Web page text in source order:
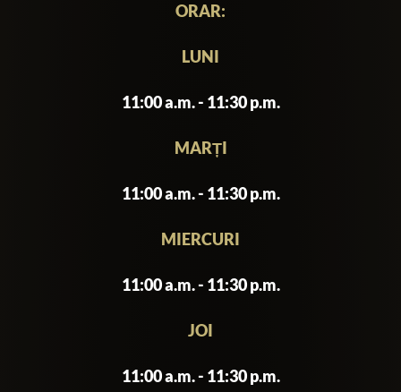
ORAR:
LUNI
11:00 a.m. - 11:30 p.m.
MARȚI
11:00 a.m. - 11:30 p.m.
MIERCURI
11:00 a.m. - 11:30 p.m.
JOI
11:00 a.m. - 11:30 p.m.